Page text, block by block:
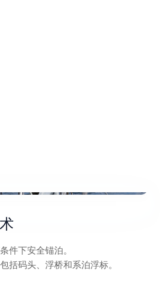
件下安全锚泊。
括码头、浮桥和系泊浮标。